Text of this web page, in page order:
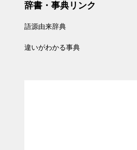
辞書・事典リンク
語源由来辞典
違いがわかる事典